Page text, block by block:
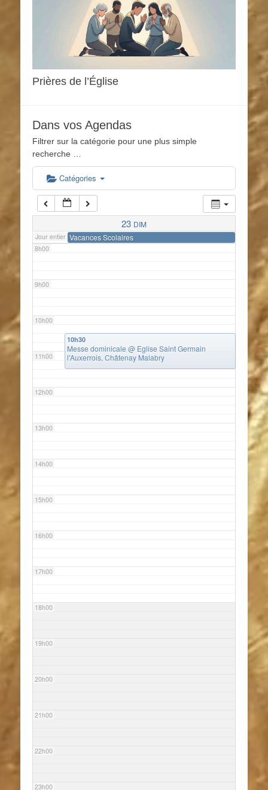
Prières de l’Église
Dans vos Agendas
Filtrer sur la catégorie pour une plus simple
recherche …
Catégories
23 DIM
Jour entier Vacances Scolaires
3h00
5h00
6h00
7h00
8h00
9h00
10h00
11h00
12h00
13h00
14h00
15h00
16h00
17h00
18h00
19h00
20h00
21h00
22h00
23h00
10h30
Messe dominicale @ Eglise Saint Germain
l'Auxerrois, Châtenay Malabry